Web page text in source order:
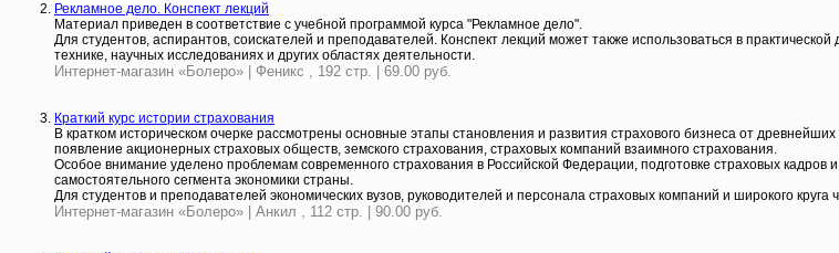
Рекламное дело. Конспект лекций
Материал приведен в соответствие с учебной программой курса "Рекламное дело".
Для студентов, аспирантов, соискателей и преподавателей. Конспект лекций может также использоваться в
технике, научных исследованиях и других областях деятельности.
Интернет-магазин «Болеро» | Феникс , 192 стр. | 69.00 руб.
Краткий курс истории страхования
В кратком историческом очерке рассмотрены основные этапы становления и развития страхового бизнеса от
появление акционерных страховых обществ, земского страхования, страховых компаний взаимного страхования.
Особое внимание уделено проблемам современного страхования в Российской Федерации, подготовке страховых
самостоятельного сегмента экономики страны.
Для студентов и преподавателей экономических вузов, руководителей и персонала страховых компаний и широкого
Интернет-магазин «Болеро» | Анкил , 112 стр. | 90.00 руб.